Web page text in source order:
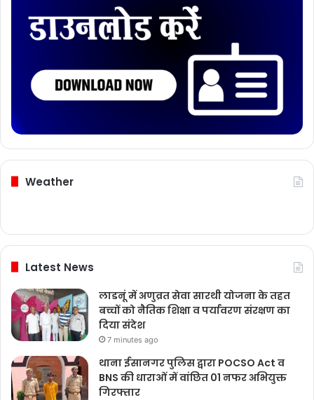
Weather
Latest News
लाडनूं में अणुव्रत सेवा सारथी योजना के तहत
बच्चों को नैतिक शिक्षा व पर्यावरण संरक्षण का
दिया संदेश
7 minutes ago
थाना ईसानगर पुलिस द्वारा POCSO Act व
BNS की धाराओं में वांछित 01 नफर अभियुक्त
गिरफ्तार